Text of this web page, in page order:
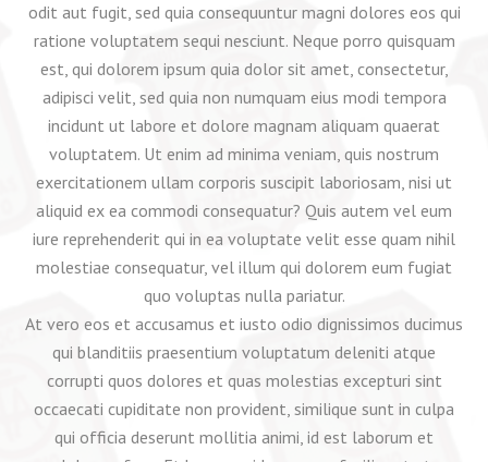
odit aut fugit, sed quia consequuntur magni dolores eos qui
ratione voluptatem sequi nesciunt. Neque porro quisquam
est, qui dolorem ipsum quia dolor sit amet, consectetur,
adipisci velit, sed quia non numquam eius modi tempora
incidunt ut labore et dolore magnam aliquam quaerat
voluptatem. Ut enim ad minima veniam, quis nostrum
exercitationem ullam corporis suscipit laboriosam, nisi ut
aliquid ex ea commodi consequatur? Quis autem vel eum
iure reprehenderit qui in ea voluptate velit esse quam nihil
molestiae consequatur, vel illum qui dolorem eum fugiat
quo voluptas nulla pariatur.
At vero eos et accusamus et iusto odio dignissimos ducimus
qui blanditiis praesentium voluptatum deleniti atque
corrupti quos dolores et quas molestias excepturi sint
occaecati cupiditate non provident, similique sunt in culpa
qui officia deserunt mollitia animi, id est laborum et